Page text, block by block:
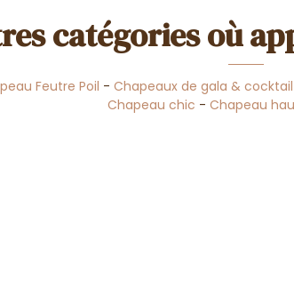
catégories où
Feutre Poil -Chapeaux de gala & cocktail
Chapeau chic - Chapeau